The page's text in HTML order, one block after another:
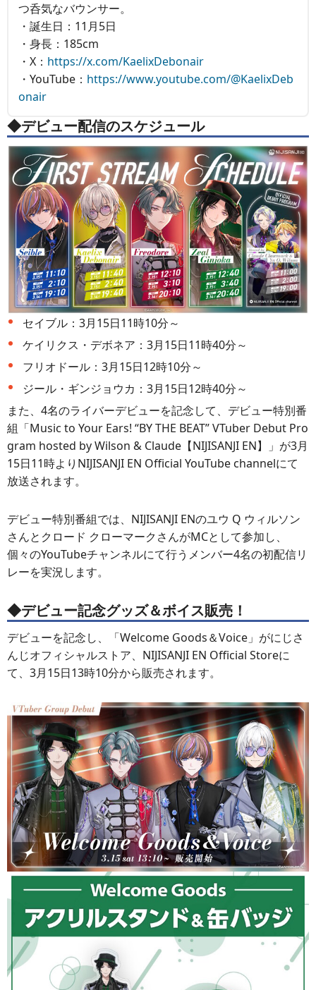
つ呑気なバウンサー。
・誕生日：11月5日
・身長：185cm
・X： https://x.com/KaelixDebonair
・YouTube： https://www.youtube.com/@KaelixDeb
onair
◆デビュー配信のスケジュール
セイブル：3月15日11時10分～
ケイリクス・デボネア：3月15日11時40分～
フリオドール：3月15日12時10分～
ジール・ギンジョウカ：3月15日12時40分～
また、4名のライバーデビューを記念して、デビュー特別番
組「Music to Your Ears! “BY THE BEAT” VTuber Debut Pro
gram hosted by Wilson & Claude【NIJISANJI EN】」が3月
15日11時よりNIJISANJI EN Official YouTube channelにて
放送されます。
デビュー特別番組では、NIJISANJI ENのユウ Q ウィルソン
さんとクロード クローマークさんがMCとして参加し、
個々のYouTubeチャンネルにて行うメンバー4名の初配信リ
レーを実況します。
◆デビュー記念グッズ＆ボイス販売！
デビューを記念し、「Welcome Goods＆Voice」がにじさ
んじオフィシャルストア、NIJISANJI EN Official Storeに
て、3月15日13時10分から販売されます。